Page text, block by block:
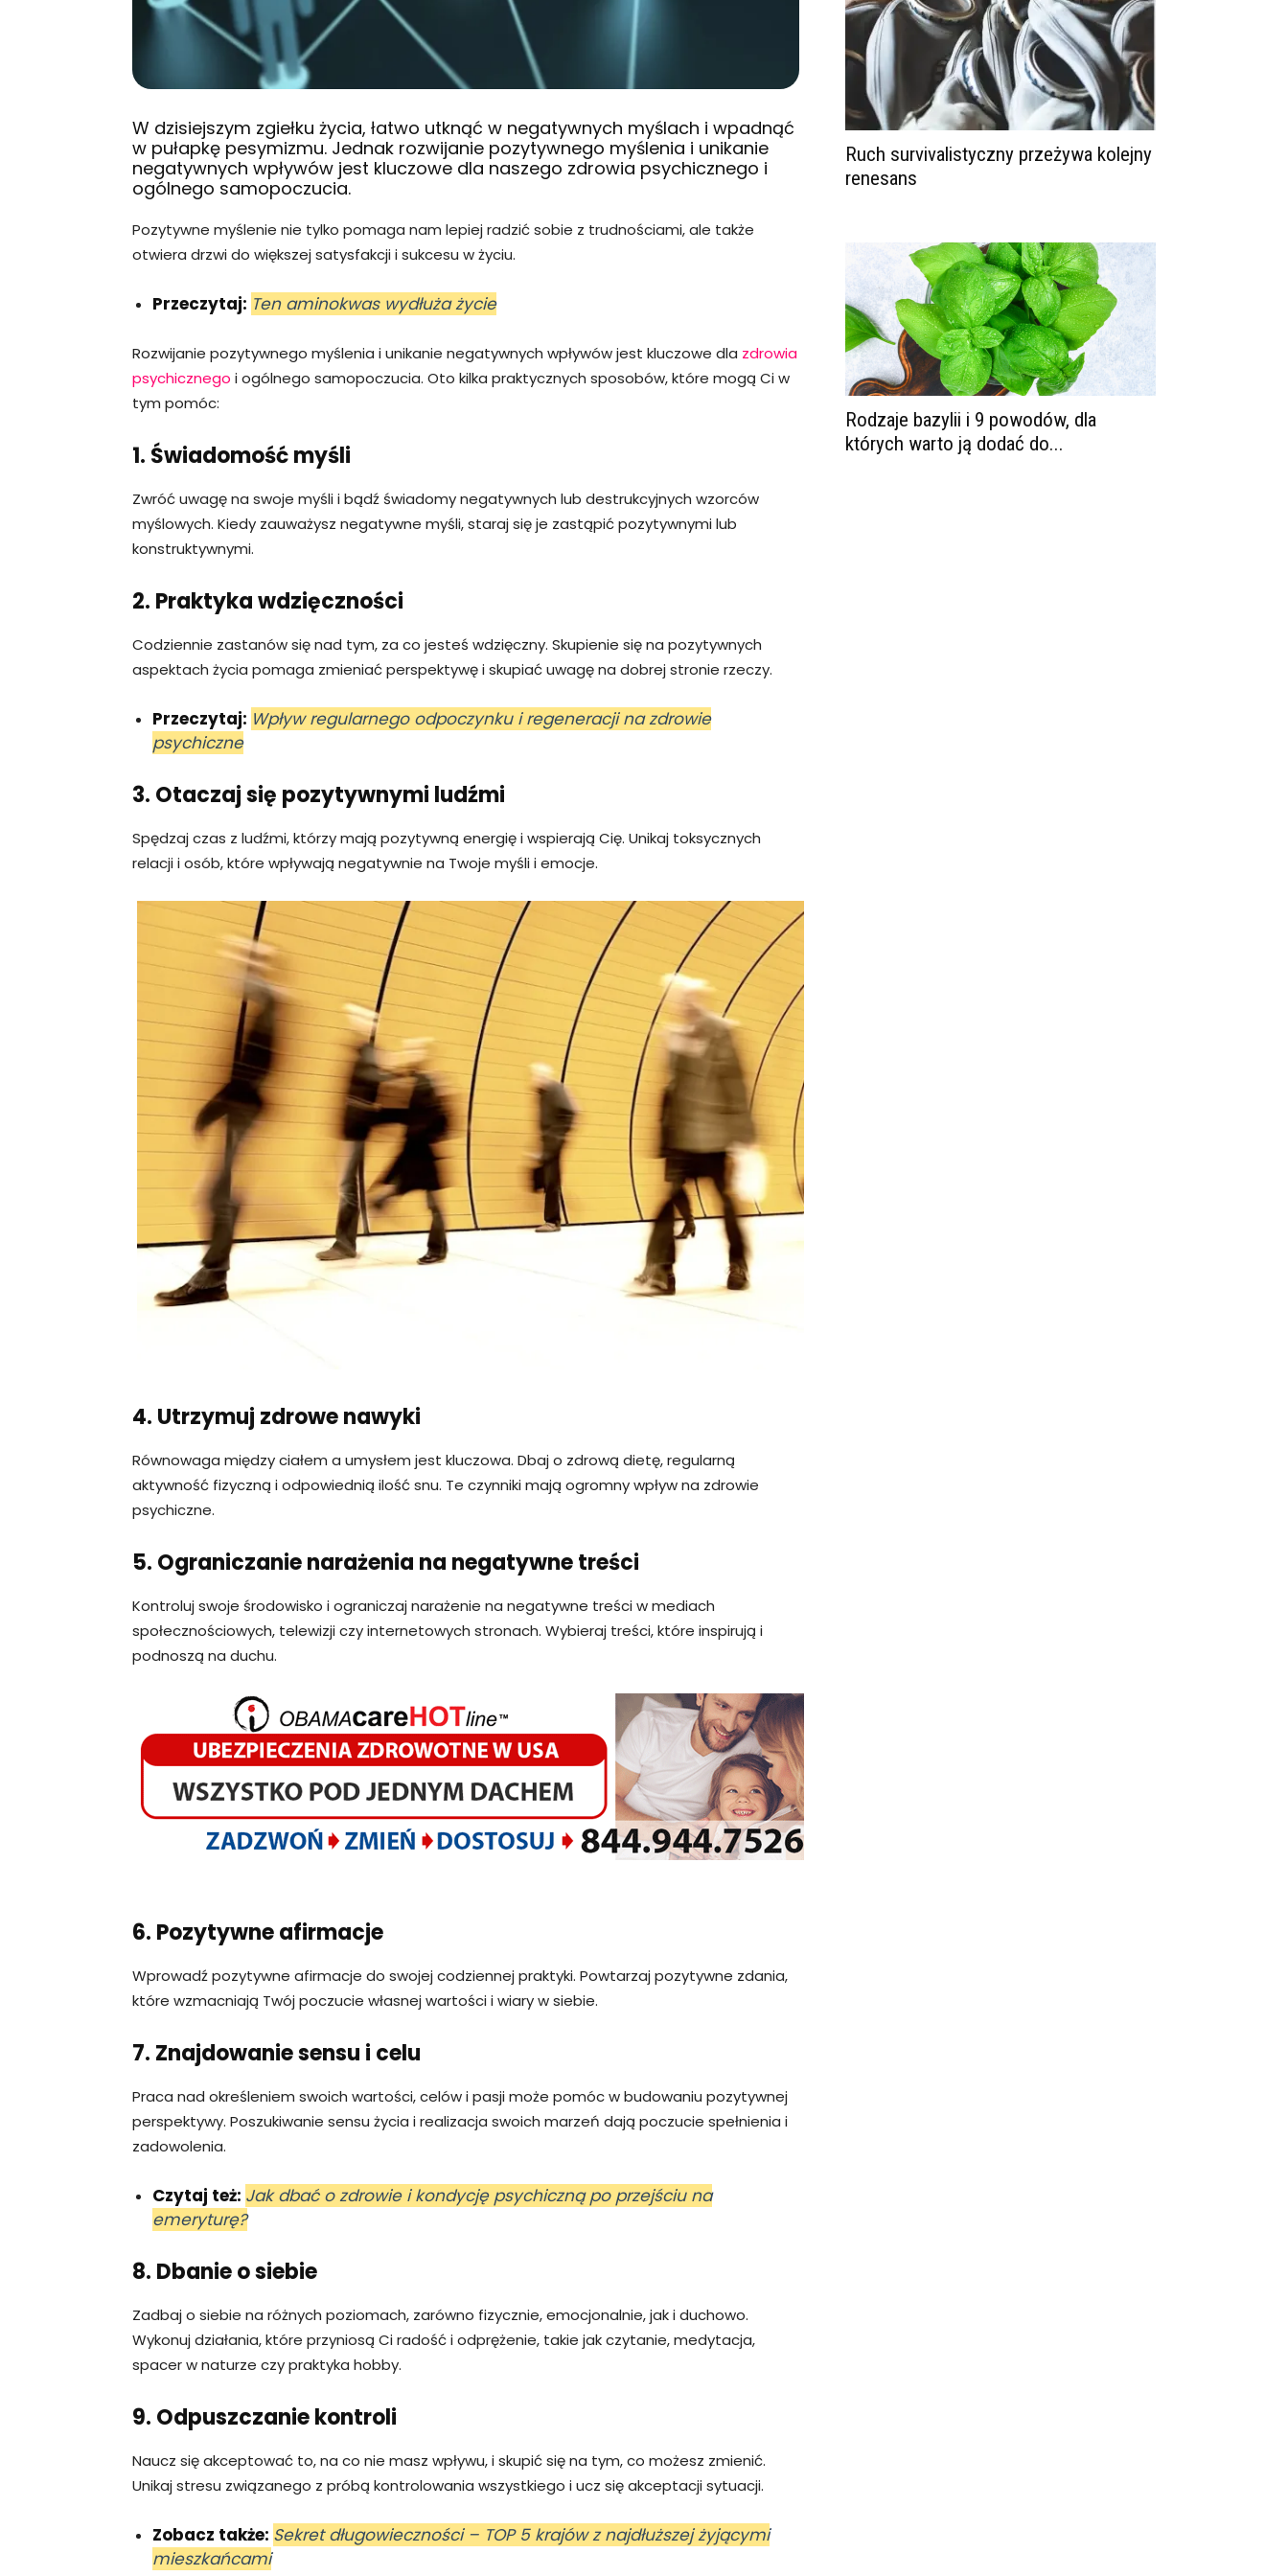
W dzisiejszym zgiełku życia, łatwo utknąć w negatywnych myślach i wpadnąć
w pułapkę pesymizmu. Jednak rozwijanie pozytywnego myślenia i unikanie
negatywnych wpływów jest kluczowe dla naszego zdrowia psychicznego i
ogólnego samopoczucia.
Pozytywne myślenie nie tylko pomaga nam lepiej radzić sobie z trudnościami, ale także
otwiera drzwi do większej satysfakcji i sukcesu w życiu.
Przeczytaj: Ten aminokwas wydłuża życie
Rozwijanie pozytywnego myślenia i unikanie negatywnych wpływów jest kluczowe dla zdrowia
psychicznego i ogólnego samopoczucia. Oto kilka praktycznych sposobów, które mogą Ci w
tym pomóc:
1. Świadomość myśli
Zwróć uwagę na swoje myśli i bądź świadomy negatywnych lub destrukcyjnych wzorców
myślowych. Kiedy zauważysz negatywne myśli, staraj się je zastąpić pozytywnymi lub
konstruktywnymi.
2. Praktyka wdzięczności
Codziennie zastanów się nad tym, za co jesteś wdzięczny. Skupienie się na pozytywnych
aspektach życia pomaga zmieniać perspektywę i skupiać uwagę na dobrej stronie rzeczy.
Przeczytaj: Wpływ regularnego odpoczynku i regeneracji na zdrowie
psychiczne
3. Otaczaj się pozytywnymi ludźmi
Spędzaj czas z ludźmi, którzy mają pozytywną energię i wspierają Cię. Unikaj toksycznych
relacji i osób, które wpływają negatywnie na Twoje myśli i emocje.
4. Utrzymuj zdrowe nawyki
Równowaga między ciałem a umysłem jest kluczowa. Dbaj o zdrową dietę, regularną
aktywność fizyczną i odpowiednią ilość snu. Te czynniki mają ogromny wpływ na zdrowie
psychiczne.
5. Ograniczanie narażenia na negatywne treści
Kontroluj swoje środowisko i ograniczaj narażenie na negatywne treści w mediach
społecznościowych, telewizji czy internetowych stronach. Wybieraj treści, które inspirują i
podnoszą na duchu.
6. Pozytywne afirmacje
Wprowadź pozytywne afirmacje do swojej codziennej praktyki. Powtarzaj pozytywne zdania,
które wzmacniają Twój poczucie własnej wartości i wiary w siebie.
7. Znajdowanie sensu i celu
Praca nad określeniem swoich wartości, celów i pasji może pomóc w budowaniu pozytywnej
perspektywy. Poszukiwanie sensu życia i realizacja swoich marzeń dają poczucie spełnienia i
zadowolenia.
Czytaj też: Jak dbać o zdrowie i kondycję psychiczną po przejściu na
emeryturę?
8. Dbanie o siebie
Zadbaj o siebie na różnych poziomach, zarówno fizycznie, emocjonalnie, jak i duchowo.
Wykonuj działania, które przyniosą Ci radość i odprężenie, takie jak czytanie, medytacja,
spacer w naturze czy praktyka hobby.
9. Odpuszczanie kontroli
Naucz się akceptować to, na co nie masz wpływu, i skupić się na tym, co możesz zmienić.
Unikaj stresu związanego z próbą kontrolowania wszystkiego i ucz się akceptacji sytuacji.
Zobacz także: Sekret długowieczności – TOP 5 krajów z najdłuższej żyjącymi
mieszkańcami
Ruch survivalistyczny przeżywa kolejny
renesans
Rodzaje bazylii i 9 powodów, dla
których warto ją dodać do...